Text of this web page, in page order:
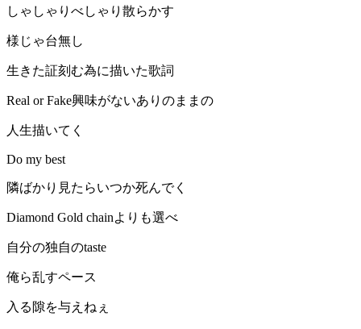
しゃしゃりべしゃり散らかす
様じゃ台無し
生きた証刻む為に描いた歌詞
Real or Fake興味がないありのままの
人生描いてく
Do my best
隣ばかり見たらいつか死んでく
Diamond Gold chainよりも選べ
自分の独自のtaste
俺ら乱すペース
入る隙を与えねぇ